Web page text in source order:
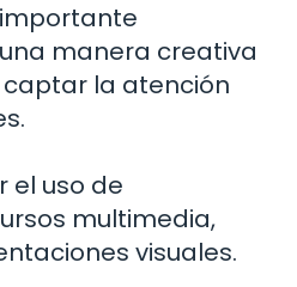
manera creativa
la atención
el uso de
multimedia,
visuales.